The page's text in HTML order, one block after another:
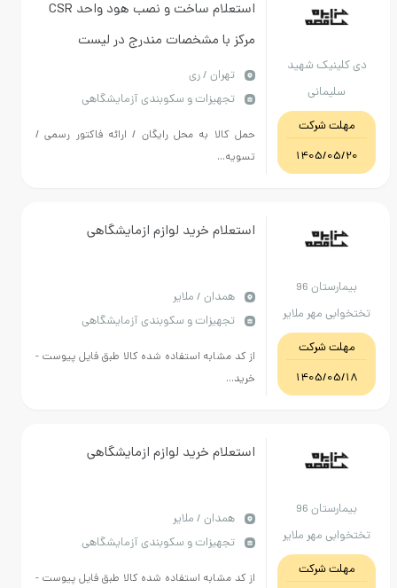
دی کلینیک شهید
سلیمانی
مهلت شرکت
1405/05/20
استعلام ساخت و نصب هود واحد CSR
مرکز با مشخصات مندرج در لیست
پیوستتهران / ری
تجهیزات و سکوبندی آزمایشگاهی
حمل کالا به محل رایگان / ارائه فاکتور رسمی /
تسویه...
بیمارستان 96
تختخوابی مهر ملایر
مهلت شرکت
1405/05/18
استعلام خرید لوازم ازمایشگاهی
همدان / ملایر
تجهیزات و سکوبندی آزمایشگاهی
از کد مشابه استفاده شده کالا طبق فایل پیوست -
خرید...
بیمارستان 96
تختخوابی مهر ملایر
مهلت شرکت
استعلام خرید لوازم ازمایشگاهی
همدان / ملایر
تجهیزات و سکوبندی آزمایشگاهی
از کد مشابه استفاده شده کالا طبق فایل پیوست -